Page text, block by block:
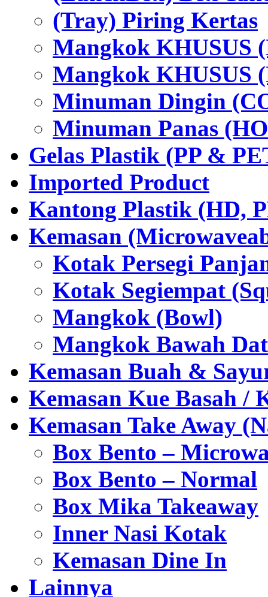
(Tray) Piring Kertas
Mangkok KHUSUS
Mangkok KHUSUS
Minuman Dingin
Minuman Panas
Gelas Plastik (PP &
Imported Product
Kantong Plastik (HD,
Kemasan
Kotak Persegi
Kotak Segiempat
Mangkok (Bowl)
Mangkok Bawah
Kemasan Buah &
Kemasan Kue Basah /
Kemasan Take Away
Box Bento –
Box Bento – Normal
Box Mika Takeaway
Inner Nasi Kotak
Kemasan Dine In
Lainnya